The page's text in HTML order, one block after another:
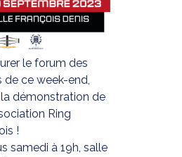
le forum des
de ce week-end,
démonstration de
Ring
!
samedi à 19h, salle